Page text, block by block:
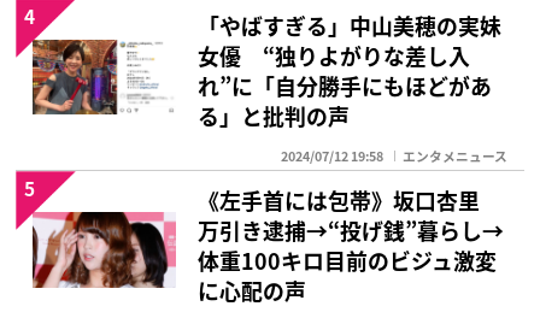
「やばすぎる」中山美穂の実妹
女優 “独りよがりな差し入
れ”に「自分勝手にもほどがあ
る」と批判の声
2024/07/12 19:58 エンタメニュース
4
《左手首には包帯》坂口杏里
万引き逮捕→“投げ銭”暮らし→
体重100キロ目前のビジュ激変
に心配の声
5